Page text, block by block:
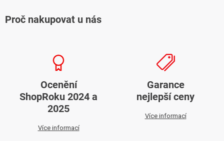
á
Proč nakupovat u nás
Ocenění
ShopRoku 2024 a
2025
Více informací
Garance
nejlepší ceny
Více informací